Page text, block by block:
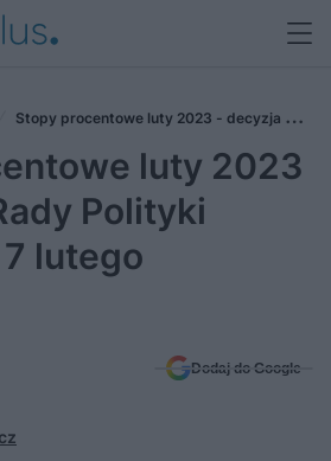
Stopy procentowe luty 2023 - decyzja Rady
luty 2023
Polityki
lutego
Dodaj do Google